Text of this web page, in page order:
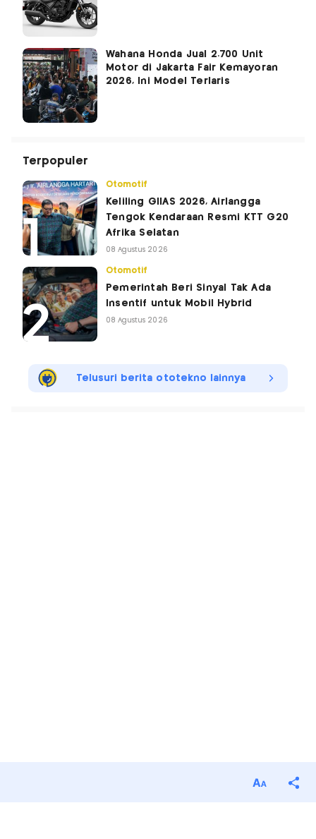
Wahana Honda Jual 2.700 Unit
Motor di Jakarta Fair Kemayoran
2026, Ini Model Terlaris
Terpopuler
Otomotif
Keliling GIIAS 2026, Airlangga
Tengok Kendaraan Resmi KTT G20
Afrika Selatan
08 Agustus 2026
Otomotif
Pemerintah Beri Sinyal Tak Ada
Insentif untuk Mobil Hybrid
08 Agustus 2026
Telusuri berita ototekno lainnya